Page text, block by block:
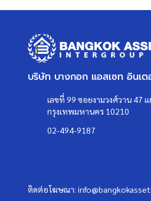
บริษัท บางกอก แอสเซท อินเ
เลขที่ 99 ซอยงามวงศ์วาน 47
กรุงเทพมหานคร 10210
02-494-9187
ติดต่อโฆษณา: